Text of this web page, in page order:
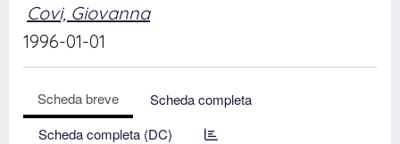
Covi, Giovanna
1996-01-01
Scheda breve
Scheda completa
Scheda completa (DC)